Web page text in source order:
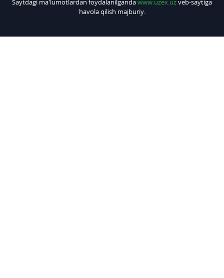
Saytdagi ma'lumotlardan foydalanilgandawww.uzex.uzveb-saytiga
havola qilish majburiy.